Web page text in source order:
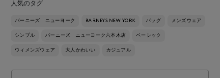
人気のタグ
バーニーズ ニューヨーク BARNEYS NEW YORK バッグ メンズウェア
シンプル バーニーズ ニューヨーク六本木店 ベーシック
ウィメンズウェア 大人かわいい カジュアル